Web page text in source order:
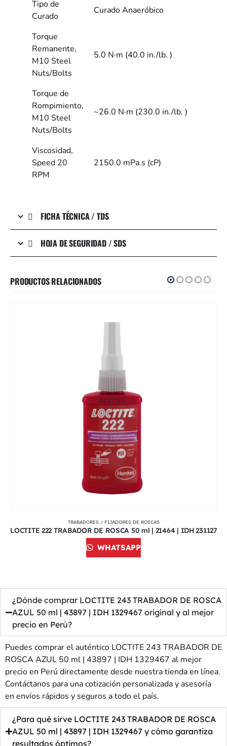
Tipo de
Curado
Curado Anaeróbico
Torque
Remanente,
M10 Steel
Nuts/Bolts
5.0 N·m (40.0 in./lb. )
Torque de
Rompimiento,
M10 Steel
Nuts/Bolts
~26.0 N·m (230.0 in./lb. )
Viscosidad,
Speed 20
RPM
2150.0 mPa.s (cP)
FICHA TÉCNICA / TDS
HOJA DE SEGURIDAD / SDS
PRODUCTOS RELACIONADOS
TRABADORES / FIJADORES DE ROSCAS
LOCTITE 222 TRABADOR DE ROSCA 50 ml | 21464 | IDH 231127
WHATSAPP
¿Dónde comprar LOCTITE 243 TRABADOR DE ROSCA
AZUL 50 ml | 43897 | IDH 1329467 original y al mejor
precio en Perú?
Puedes comprar el auténtico LOCTITE 243 TRABADOR DE
ROSCA AZUL 50 ml | 43897 | IDH 1329467 al mejor
precio en Perú directamente desde nuestra tienda en línea.
Contáctanos para una cotización personalizada y asesoría
en envíos rápidos y seguros a todo el país.
¿Para qué sirve LOCTITE 243 TRABADOR DE ROSCA
AZUL 50 ml | 43897 | IDH 1329467 y cómo garantiza
resultados óptimos?